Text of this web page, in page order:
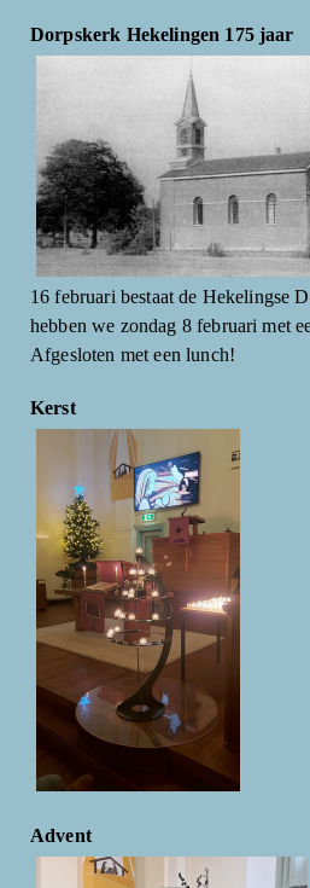
Dorpskerk Hekelingen 175 jaar
16 februari bestaat de Hekelingse
hebben we zondag 8 februari met
Afgesloten met een lunch!
Kerst
Advent